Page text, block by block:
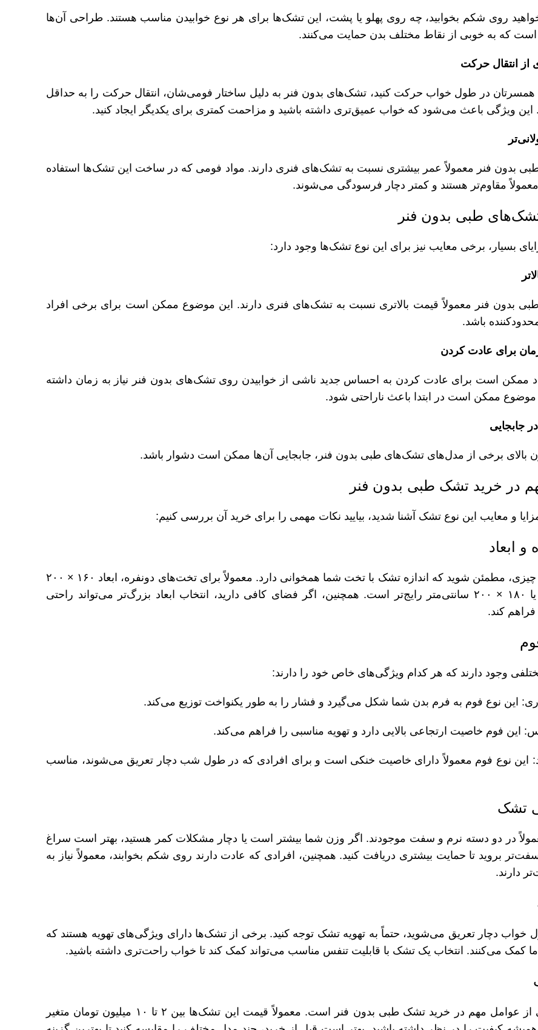
روی شکم بخوابید، چه روی پهلو یا پشت، این تشک‌ها برای هر نوع خوابیدن مناسب هستند. طراحی آن‌ها
است که به خوبی از نقاط مختلف بدن حمایت می‌کنند.
همسرتان در طول خواب حرکت کنید، تشک‌های بدون فنر به دلیل ساختار فومی‌شان، انتقال حرکت را به حداقل
این ویژگی باعث می‌شود که خواب عمیق‌تری داشته باشید و مزاحمت کمتری برای یکدیگر ایجاد کنید.
بدون فنر معمولاً عمر بیشتری نسبت به تشک‌های فنری دارند. مواد فومی که در ساخت این تشک‌ها استفاده
مقاوم‌تر هستند و کمتر دچار فرسودگی می‌شوند.
طبی بدون فنر
بسیار، برخی معایب نیز برای این نوع تشک‌ها وجود دارد:
بدون فنر معمولاً قیمت بالاتری نسبت به تشک‌های فنری دارند. این موضوع ممکن است برای برخی افراد
باشد.
ممکن است برای عادت کردن به احساس جدید ناشی از خوابیدن روی تشک‌های بدون فنر نیاز به زمان داشته
موضوع ممکن است در ابتدا باعث ناراحتی شود.
بالای برخی از مدل‌های تشک‌های طبی بدون فنر، جابجایی آن‌ها ممکن است دشوار باشد.
در خرید تشک طبی بدون فنر
مزایا و معایب این نوع تشک آشنا شدید، بیایید نکات مهمی را برای خرید آن بررسی کنیم:
قبل از هر چیزی، مطمئن شوید که اندازه تشک با تخت شما همخوانی دارد. معمولاً برای تخت‌های دونفره، ابعاد ۱۶۰ × ۲۰۰
سانتی‌متر یا ۱۸۰ × ۲۰۰ سانتی‌متر رایج‌تر است. همچنین، اگر فضای کافی دارید، انتخاب ابعاد بزرگ‌تر می‌تواند راحتی
کند.
وجود دارند که هر کدام ویژگی‌های خاص خود را دارند:
این نوع فوم به فرم بدن شما شکل می‌گیرد و فشار را به طور یکنواخت توزیع می‌کند.
این فوم خاصیت ارتجاعی بالایی دارد و تهویه مناسبی را فراهم می‌کند.
این نوع فوم معمولاً دارای خاصیت خنکی است و برای افرادی که در طول شب دچار تعریق می‌شوند، مناسب
در دو دسته نرم و سفت موجودند. اگر وزن شما بیشتر است یا دچار مشکلات کمر هستید، بهتر است سراغ
بروید تا حمایت بیشتری دریافت کنید. همچنین، افرادی که عادت دارند روی شکم بخوابند، معمولاً نیاز به
دارند.
خواب دچار تعریق می‌شوید، حتماً به تهویه تشک توجه کنید. برخی از تشک‌ها دارای ویژگی‌های تهویه هستند که
کمک می‌کنند. انتخاب یک تشک با قابلیت تنفس مناسب می‌تواند کمک کند تا خواب راحت‌تری داشته باشید.
قیمت یکی از عوامل مهم در خرید تشک طبی بدون فنر است. معمولاً قیمت این تشک‌ها بین ۲ تا ۱۰ میلیون تومان متغیر